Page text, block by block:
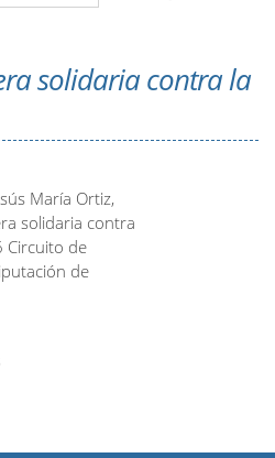
solidaria contra la
María Ortiz,
solidaria contra
Circuito de
de